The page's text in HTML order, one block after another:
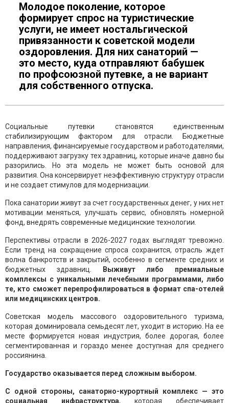
Молодое поколение, которое
формирует спрос на туристические
услуги, не имеет ностальгической
привязанности к советской модели
оздоровления. Для них санаторий —
это место, куда отправляют бабушек
по профсоюзной путевке, а не вариант
для собственного отпуска.
Социальные путевки становятся единственным
стабилизирующим фактором для отрасли. Бюджетные
направления, финансируемые государством и работодателями,
поддерживают загрузку тех здравниц, которые иначе давно бы
разорились. Но эта модель не может быть основой для
развития. Она консервирует неэффективную структуру отрасли
и не создает стимулов для модернизации.
Пока санатории живут за счет государственных денег, у них нет
мотивации меняться, улучшать сервис, обновлять номерной
фонд, внедрять современные медицинские технологии.
Перспективы отрасли в 2026-2027 годах выглядят тревожно.
Если тренд на сокращение спроса сохранится, отрасль ждет
волна банкротств и закрытий, особенно в сегменте средних и
бюджетных здравниц.
Выживут либо премиальные
комплексы с уникальными лечебными программами, либо
те, кто сможет перепрофилироваться в формат спа-отелей
или медицинских центров.
Советская модель массового оздоровительного туризма,
которая доминировала семьдесят лет, уходит в историю. На ее
месте формируется новая индустрия, более дорогая, более
сегментированная и гораздо менее доступная для среднего
россиянина.
Государство оказывается перед сложным выбором.
С одной стороны, санаторно-курортный комплекс — это
социальная инфраструктура, которая обеспечивает